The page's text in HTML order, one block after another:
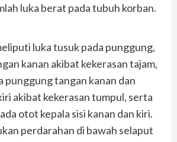
luka berat pada tubuh korban.
luka tusuk pada punggung,
kanan akibat kekerasan tajam,
punggung tangan kanan dan
akibat kekerasan tumpul, serta
otot kepala sisi kanan dan kiri.
perdarahan di bawah selaput